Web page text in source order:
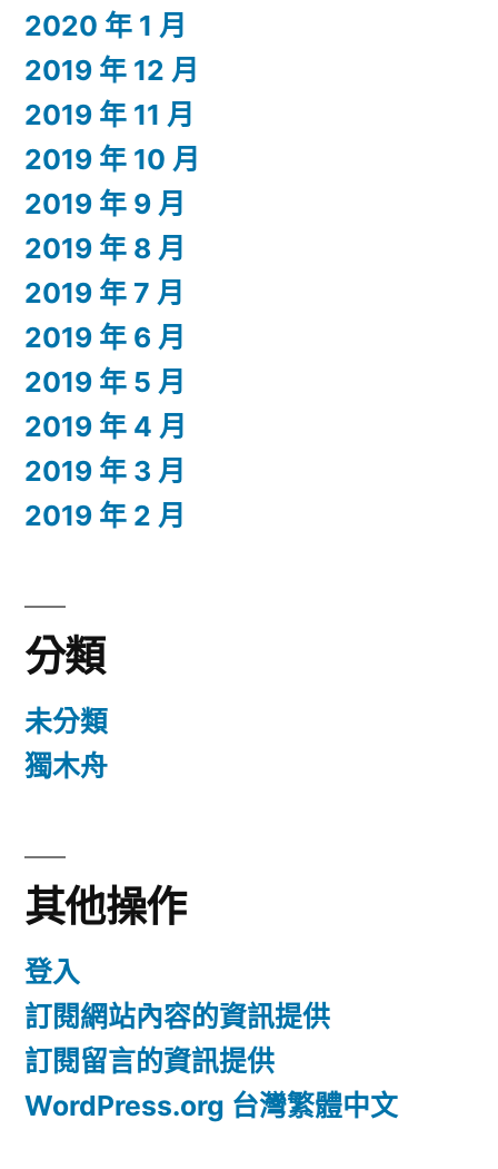
2020 年 1 月
2019 年 12 月
2019 年 11 月
2019 年 10 月
2019 年 9 月
2019 年 8 月
2019 年 7 月
2019 年 6 月
2019 年 5 月
2019 年 4 月
2019 年 3 月
2019 年 2 月
分類
未分類
獨木舟
其他操作
登入
訂閱網站內容的資訊提供
訂閱留言的資訊提供
WordPress.org 台灣繁體中文